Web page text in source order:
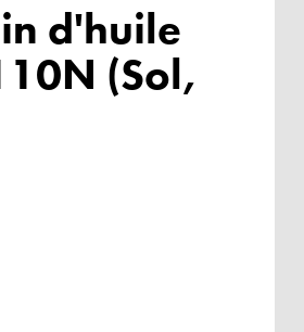
d'huile
(Sol,